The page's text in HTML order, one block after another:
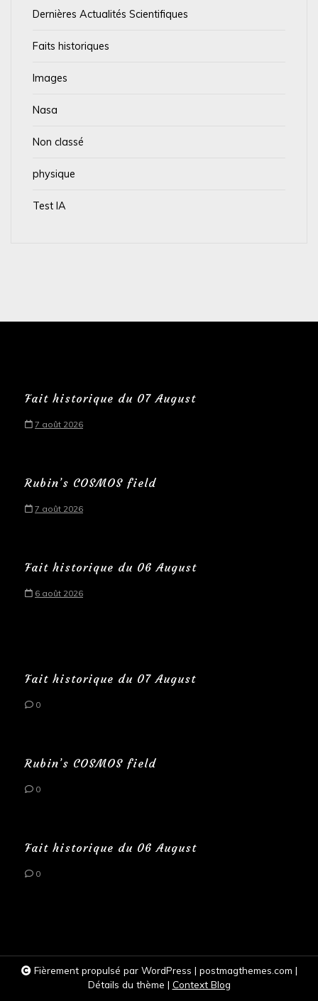
Dernières Actualités Scientifiques
Faits historiques
Images
Nasa
Non classé
physique
Test IA
Fait historique du 07 August
7 août 2026
Rubin’s COSMOS field
7 août 2026
Fait historique du 06 August
6 août 2026
Fait historique du 07 August
0
Rubin’s COSMOS field
0
Fait historique du 06 August
0
Fièrement propulsé par WordPress | postmagthemes.com |
Détails du thème | Context Blog